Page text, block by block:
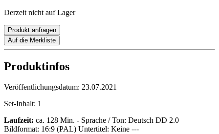
Derzeit nicht auf Lager
Produkt anfragen
Auf die Merkliste
Produktinfos
Veröffentlichungsdatum: 23.07.2021
Set-Inhalt: 1
Laufzeit: ca. 128 Min. - Sprache / Ton: Deutsch DD 2.0
Bildformat: 16:9 (PAL) Untertitel: Keine ---